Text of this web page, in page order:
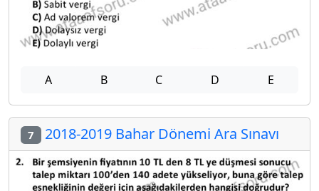
A B C D E
7 2018-2019 Bahar Dönemi Ara Sınavı